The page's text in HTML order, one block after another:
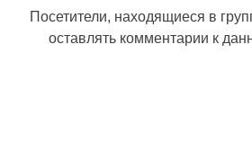
Посетители, находящиеся в
оставлять комментарии к